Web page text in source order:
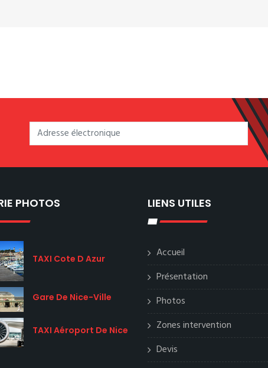
PHOTOS
TAXI Cote D Azur
Gare De Nice-Ville
TAXI Aéroport De Nice
LIENS UTILES
Accueil
Présentation
Photos
Zones intervention
Devis